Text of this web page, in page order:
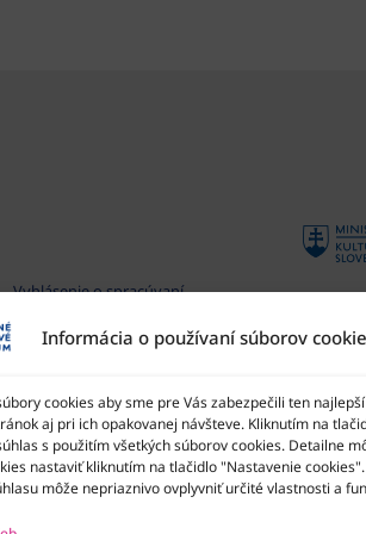
Informácia o používaní súborov
cookies aby sme pre Vás zabezpečili ten
aj pri ich opakovanej návšteve. Kliknutím na
s použitím všetkých súborov cookies. Detailne
nastaviť kliknutím na tlačidlo "Nastavenie
môže nepriaznivo ovplyvniť určité vlastnosti a
Vyhlásenie o spracúvaní
Všeobecné podmienky súťaží
cookies
Vyhlásenie o prístupnosti
Správca obsahu
Národné